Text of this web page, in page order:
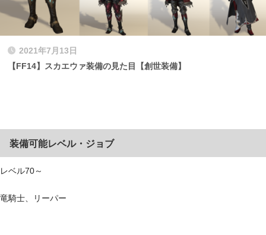
2021年7月13日
【FF14】スカエウァ装備の見た目【創世装備】
装備可能レベル・ジョブ
レベル70～
竜騎士、リーパー